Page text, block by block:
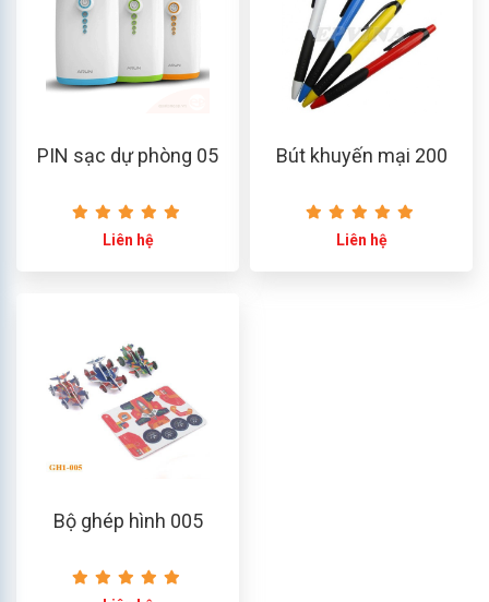
PIN sạc dự phòng 05
Liên hệ
Bút khuyến mại 200
Liên hệ
Bộ ghép hình 005